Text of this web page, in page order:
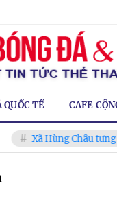
QUỐC TẾ CAFE
Châu tưng bừng khai